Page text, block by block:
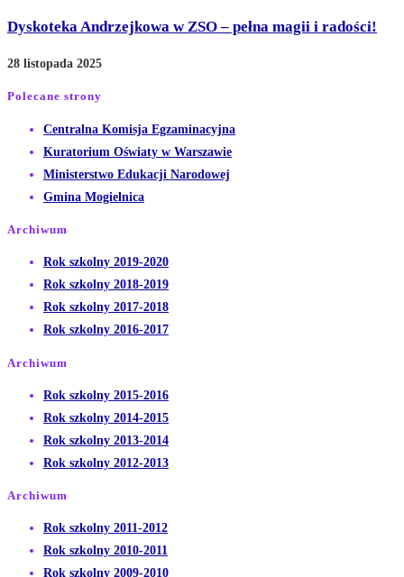
Dyskoteka Andrzejkowa w ZSO – pełna magii i radości!
28 listopada 2025
Polecane strony
Centralna Komisja EgzaminacyjnaOpens
Kuratorium Oświaty w WarszawieOpens
Ministerstwo Edukacji Narodowej
Gmina MogielnicaOpens
new
tab
Archiwum
Rok szkolny 2019-2020Opens
in
a
new
Rok szkolny 2018-2019Opens
in
a
Rok szkolny 2017-2018Opens
in
tab
Rok szkolny 2016-2017Opens
new
tab
Archiwum
Rok szkolny 2015-2016Opens
in
a
new
Rok szkolny 2014-2015Opens
in
a
Rok szkolny 2013-2014Opens
in
Rok szkolny 2012-2013Opens
Archiwum
Rok szkolny 2011-2012Opens
a
Rok szkolny 2010-2011
in
Rok szkolny 2009-2010Opens